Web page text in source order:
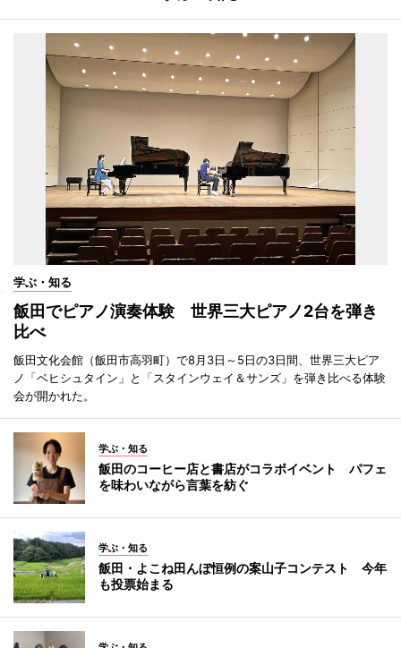
学ぶ・知る
飯田でピアノ演奏体験 世界三大ピアノ2台を弾き
比べ
飯田文化会館（飯田市高羽町）で8月3日～5日の3日間、世界三大ピア
ノ「ベヒシュタイン」と「スタインウェイ＆サンズ」を弾き比べる体験
会が開かれた。
学ぶ・知る
飯田のコーヒー店と書店がコラボイベント パフェ
を味わいながら言葉を紡ぐ
学ぶ・知る
飯田・よこね田んぼ恒例の案山子コンテスト 今年
も投票始まる